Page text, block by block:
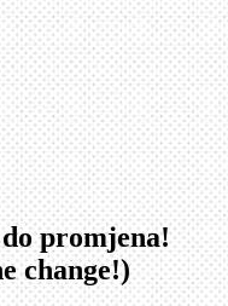
promjena!
change!)